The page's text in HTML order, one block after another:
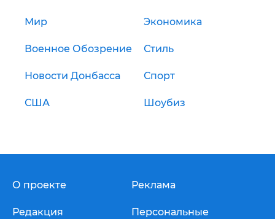
Мир Экономика
Военное Обозрение Стиль
Новости Донбасса Спорт
США Шоубиз
О проекте
Редакция
Реклама
Персональные